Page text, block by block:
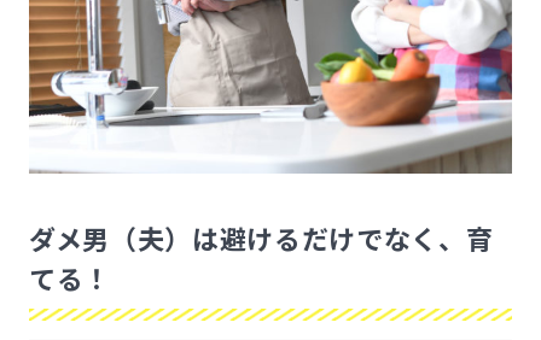
ダメ男（夫）は避けるだけでなく、育
てる！